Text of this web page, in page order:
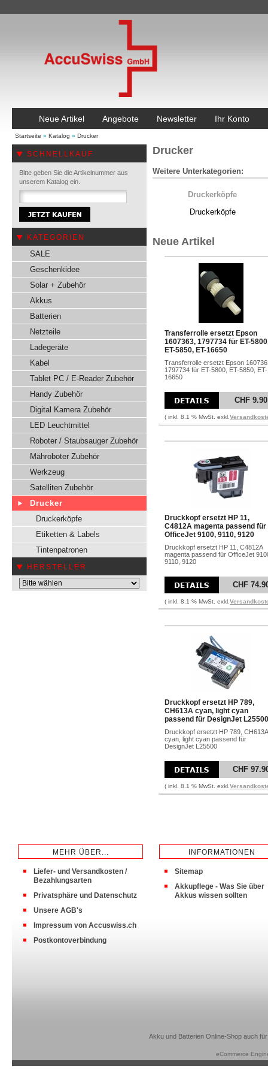
Neue Artikel Angebote Newsletter Ihr Konto
Startseite » Katalog » Drucker
SCHNELLKAUF
Bitte geben Sie die Artikelnummer aus
unserem Katalog ein.
KATEGORIEN
SALE
Geschenkidee
Solar + Zubehör
Akkus
Batterien
Netzteile
Ladegeräte
Kabel
Tablet PC / E-Reader Zubehör
Handy Zubehör
Digital Kamera Zubehör
LED Leuchtmittel
Roboter / Staubsauger Zubehör
Mähroboter Zubehör
Werkzeug
Satelliten Zubehör
Drucker
Druckerköpfe
Etiketten & Labels
Tintenpatronen
HERSTELLER
Drucker
Weitere Unterkategorien:
Druckerköpfe
Druckerköpfe
Neue Artikel
Transferrolle ersetzt Epson
1607363, 1797734 für ET-
ET-5850, ET-16650
Transferrolle ersetzt Epson
1797734 für ET-5800, ET-5850, ET-
16650
CHF 9.90
( inkl. 8.1 % MwSt. exkl.
Druckkopf ersetzt HP 11,
C4812A magenta passend für
OfficeJet 9100, 9110, 9120
Druckkopf ersetzt HP 11, C4812A
magenta passend für OfficeJet
9110, 9120
CHF
( inkl. 8.1 % MwSt. exkl.
Druckkopf ersetzt HP 789,
CH613A cyan, light cyan
passend für DesignJet L25500
Druckkopf ersetzt HP 789, CH613A
cyan, light cyan passend für
DesignJet L25500
CHF
( inkl. 8.1 % MwSt. exkl.
MEHR ÜBER...
Liefer- und Versandkosten /
Bezahlungsarten
Privatsphäre und Datenschutz
Unsere AGB's
Impressum von Accuswiss.ch
Postkontoverbindung
INFORMATIONEN
Sitemap
Akkupflege - Was Sie über
Akkus wissen sollten
Akku und Batterien Online-Shop auch
eCommerce